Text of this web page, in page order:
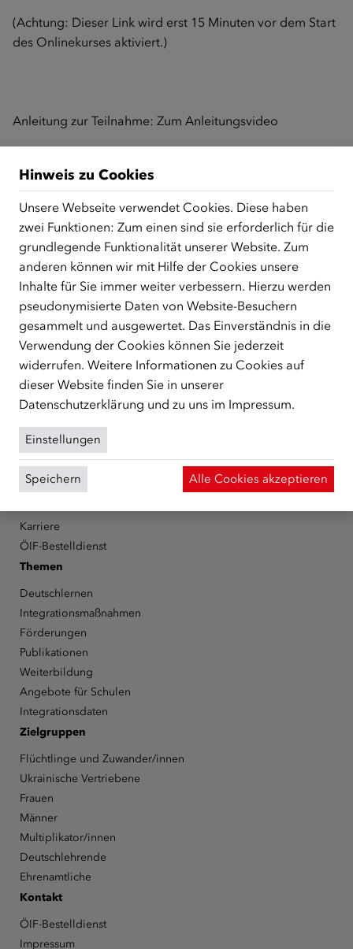
(Achtung: Dieser Link wird erst 15 Minuten vor dem Start
des Onlinekurses aktiviert.)
Anleitung zur Teilnahme: Zum Anleitungsvideo
Zurück zur Übersicht
ÜBER UNS
Der Österreichische Integrationsfonds (ÖIF) ist ein Fonds der
Republik Österreich, der Flüchtlinge, subsidiär
Schutzberechtigte, Vertriebene sowie Zuwander/innen als
zentrale Anlaufstelle bei der Integration in Österreich
unterstützt.mehr
FacebookYouTube InstagramLinkedIn
Der Österreichische Integrationsfonds (ÖIF)
Organigramm
Presse
Karriere
ÖIF-Bestelldienst
Themen
Deutschlernen
Integrationsmaßnahmen
Förderungen
Publikationen
Weiterbildung
Angebote für Schulen
Integrationsdaten
Zielgruppen
Flüchtlinge und Zuwander/innen
Ukrainische Vertriebene
Frauen
Männer
Multiplikator/innen
Deutschlehrende
Ehrenamtliche
Kontakt
ÖIF-Bestelldienst
Impressum
Hinweis zu Cookies
Unsere Webseite verwendet Cookies. Diese haben
zwei Funktionen: Zum einen sind sie erforderlich für die
grundlegende Funktionalität unserer Website. Zum
anderen können wir mit Hilfe der Cookies unsere
Inhalte für Sie immer weiter verbessern. Hierzu werden
pseudonymisierte Daten von Website-Besuchern
gesammelt und ausgewertet. Das Einverständnis in die
Verwendung der Cookies können Sie jederzeit
widerrufen. Weitere Informationen zu Cookies auf
dieser Website finden Sie in unserer
Datenschutzerklärung und zu uns im Impressum.
Einstellungen
Speichern Alle Cookies akzeptieren